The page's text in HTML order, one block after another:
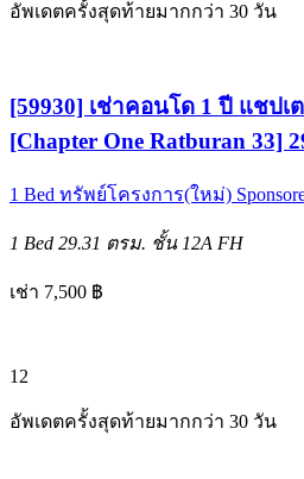
อัพเดตครั้งสุดท้ายมากกว่า 30 วัน
[59930] เช่าคอนโด 1 ปี แชป
[Chapter One Ratburan 33]
1 Bed ทรัพย์โครงการ(ใหม่)
1 Bed 29.31 ตรม. ชั้น 12A FH
เช่า 7,500 ฿
12
อัพเดตครั้งสุดท้ายมากกว่า 30 วัน